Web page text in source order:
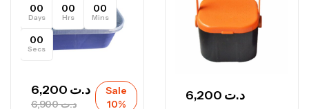
00
Days
00
Hrs
00
Mins
00
Secs
د.ت6,900
د.ت
Sale
10%
د.ت